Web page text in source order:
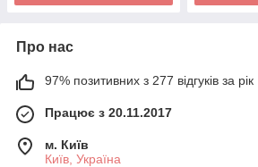
Про нас
97% позитивних з 277 відгуків за рік
Працює з 20.11.2017
м. Київ
Київ, Україна